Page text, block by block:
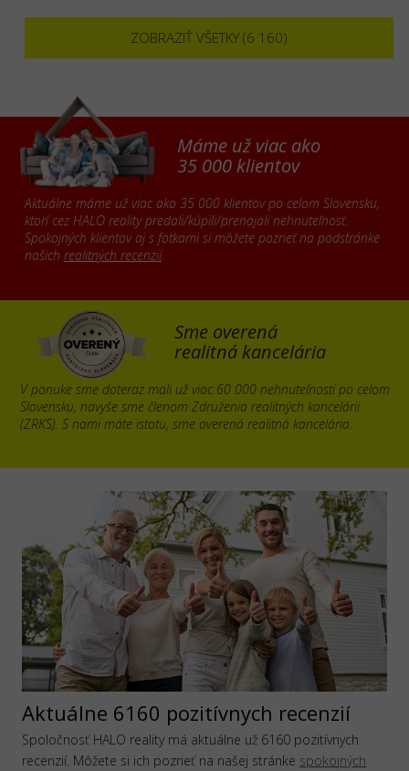
ZOBRAZIŤ VŠETKY (6 160)
Máme už viac ako
35 000 klientov
Aktuálne máme už viac ako 35 000 klientov po celom Slovensku,
ktorí cez HALO reality predali/kúpili/prenajali nehnuteľnosť.
Spokojných klientov aj s fotkami si môžete pozrieť na podstránke
našich realitných recenzií.
Sme overená
realitná kancelária
V ponuke sme doteraz mali už viac 60 000 nehnuteľností po celom
Slovensku, navyše sme členom Združenia realitných kancelárii
(ZRKS). S nami máte istotu, sme overená realitná kancelária.
Aktuálne 6160 pozitívnych recenzií
Spoločnosť HALO reality má aktuálne už 6160 pozitívnych
recenzií. Môžete si ich pozrieť na našej stránke spokojných